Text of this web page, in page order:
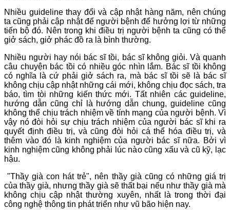
Nhiều guideline thay đổi và cập nhật hàng năm, nên chúng
ta cũng phải cập nhật để người bệnh để hưởng lợi từ những
tiến bộ đó. Nên trong khi điều trị người bệnh ta cũng có thể
giở sách, giở phác đồ ra là bình thường.
Nhiều người hay nói bác sĩ tồi, bác sĩ không giỏi. Và quanh
câu chuyện bác tồi có nhiều góc nhìn lắm. Bác sĩ tồi không
có nghĩa là cứ phải giở sách ra, mà bác sĩ tồi sẽ là bác sĩ
không chịu cập nhật những cái mới, không chịu đọc sách, tra
báo, tìm tòi những kiến thức mới. Tất nhiên các guideline,
hướng dẫn cũng chỉ là hướng dẫn chung, guideline cũng
không thể chịu trách nhiệm về tính mạng của người bệnh. Vì
vậy nó đòi hỏi sự chịu trách nhiệm của người bác sĩ khi ra
quyết định điều trị, và cũng đòi hỏi cá thể hóa điều trị, và
thêm vào đó là kinh nghiệm của người bác sĩ nữa. Bởi vì
kinh nghiệm cũng không phải lúc nào cũng xấu và cũ kỹ, lạc
hậu.
"Thầy già con hát trẻ", nên thầy già cũng có những giá trị
của thầy già, nhưng thầy già sẽ thất bại nếu như thầy già mà
không chịu cập nhật thường xuyên, nhất là trong thời đại
công nghệ thông tin phát triển như vũ bão hiện nay.